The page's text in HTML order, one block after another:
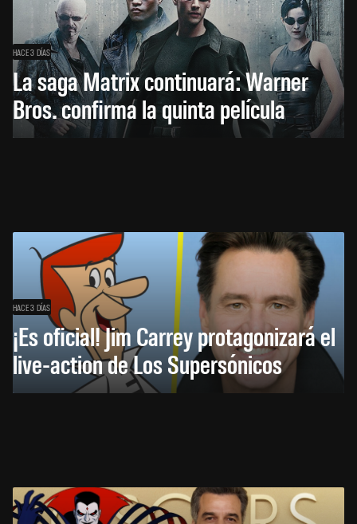
HACE 3 DÍAS
La saga Matrix continuará: Warner
Bros. confirma la quinta película
HACE 3 DÍAS
¡Es oficial! Jim Carrey protagonizará el
live-action de Los Supersónicos